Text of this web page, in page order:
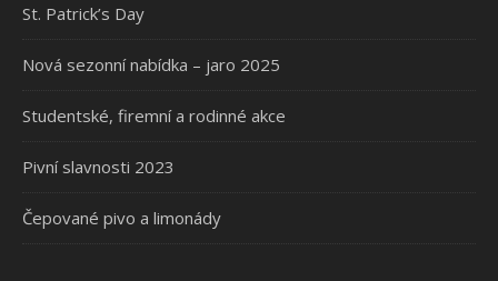
St. Patrick’s Day
Nová sezonní nabídka – jaro 2025
Studentské, firemní a rodinné akce
Pivní slavnosti 2023
Čepované pivo a limonády